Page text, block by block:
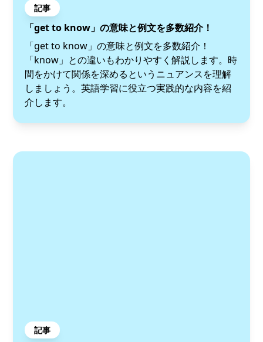
記事
「get to know」の意味と例文を多数紹介！
「get to know」の意味と例文を多数紹介！
「know」との違いもわかりやすく解説します。時
間をかけて関係を深めるというニュアンスを理解
しましょう。英語学習に役立つ実践的な内容を紹
介します。
記事